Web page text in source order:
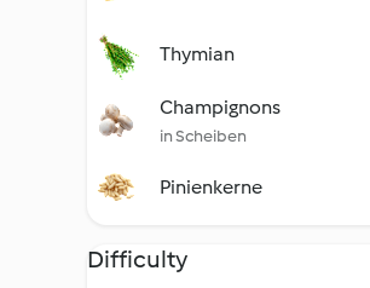
Thymian
Champignons
in Scheiben
Pinienkerne
Difficulty